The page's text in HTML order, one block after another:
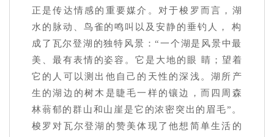
正是传达情感的重要媒介。对于梭罗而言，湖
水的脉动、鸟雀的鸣叫以及安静的垂钓人， 构
成了瓦尔登湖的独特风景：“一个湖是风景中最
美、最有表情的姿容。它是大地的眼 睛；望着
它的人可以测出他自己的天性的深浅。湖所产
生的湖边的树木是睫毛一样的镶边，而四周森
林蓊郁的群山和山崖是它的浓密突出的眉毛”。
梭罗对瓦尔登湖的赞美体现了他想简单生活的